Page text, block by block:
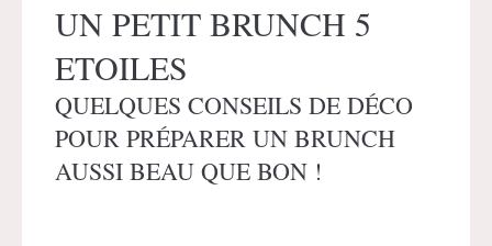
UN PETIT BRUNCH 5
ETOILES
QUELQUES CONSEILS DE DÉCO
POUR PRÉPARER UN BRUNCH
AUSSI BEAU QUE BON !